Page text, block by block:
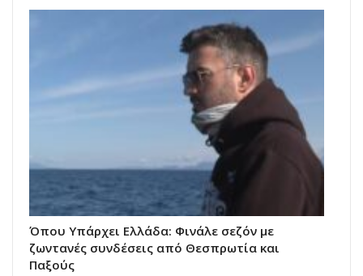
Όπου Υπάρχει Ελλάδα: Φινάλε σεζόν με
ζωντανές συνδέσεις από Θεσπρωτία και
Παξούς